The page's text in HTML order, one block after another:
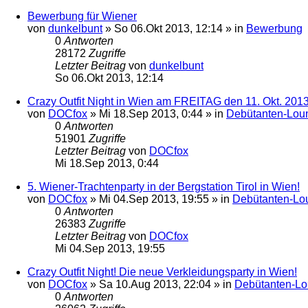
Bewerbung für Wiener
von dunkelbunt» So 06.Okt 2013, 12:14 » in Bewerbung
0 Antworten
28172 Zugriffe
Letzter Beitrag von dunkelbunt
So 06.Okt 2013, 12:14
Crazy Outfit Night in Wien am FREITAG den 11. Okt.
von DOCfox » Mi 18.Sep 2013, 0:44 » in Debütanten-
0 Antworten
51901 Zugriffe
Letzter Beitrag von DOCfox
Mi 18.Sep 2013, 0:44
5. Wiener-Trachtenparty in der Bergstation Tirol in Wien!
von DOCfox » Mi 04.Sep 2013, 19:55 » in Debütanten-
0 Antworten
26383 Zugriffe
Letzter Beitrag von DOCfox
Mi 04.Sep 2013, 19:55
Crazy Outfit Night! Die neue Verkleidungsparty in Wien!
von DOCfox » Sa 10.Aug 2013, 22:04 » in Debütanten-
0 Antworten